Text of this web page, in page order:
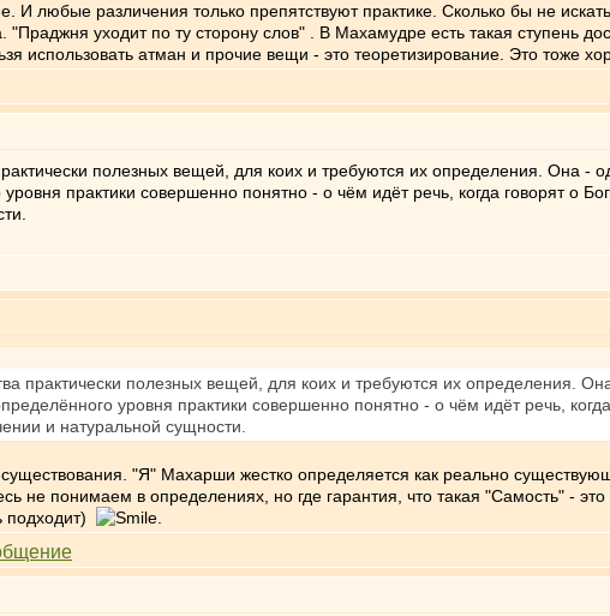
любые различения только препятствуют практике. Сколько бы не искать
уходит по ту сторону слов" . В Махамудре есть такая ступень
использовать атман и прочие вещи - это теоретизирование. Это тоже
полезных вещей, для коих и требуются их определения. Она -
практики совершенно понятно - о чём идёт речь, когда говорят о
практически полезных вещей, для коих и требуются их определения.
уровня практики совершенно понятно - о чём идёт речь,
и натуральной сущности.
"Я" Махарши жестко определяется как реально
не понимаем в определениях, но где гарантия, что такая "Самость" -
подходит)